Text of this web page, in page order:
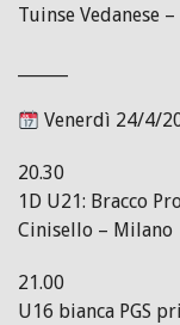
Tuinse Vedanese
Venerdì 24/4/
20.30
1D U21: Bracco
Cinisello – Milano
21.00
U16 bianca PGS